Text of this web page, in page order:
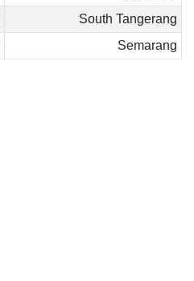
South Tangerang
Semarang